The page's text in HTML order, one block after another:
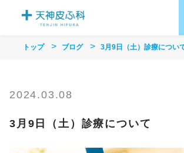
トップ ブログ 3月9日（土）診療につい
2024.03.08
3月9日（土）診療について